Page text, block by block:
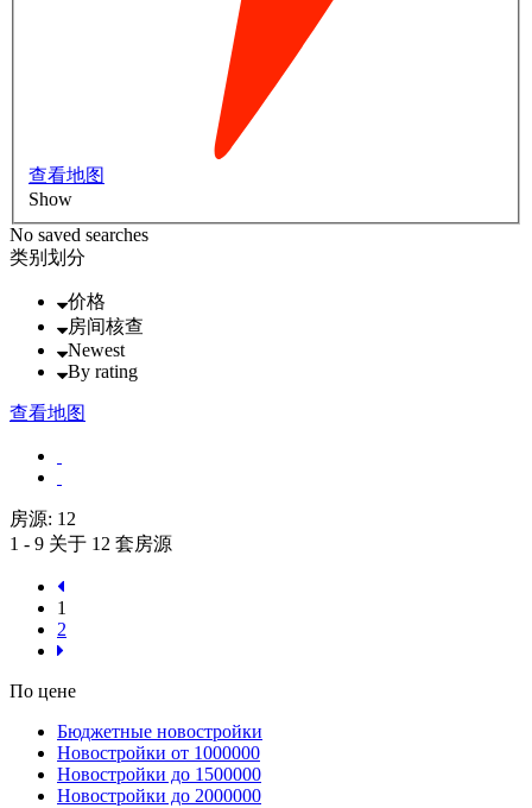
查看地图
Show
No saved searches
类别划分
价格
房间核查
Newest
By rating
查看地图
房源: 12
1 - 9 关于 12 套房源
1
2
По цене
Бюджетные новостройки
Новостройки от 1000000
Новостройки до 1500000
Новостройки до 2000000